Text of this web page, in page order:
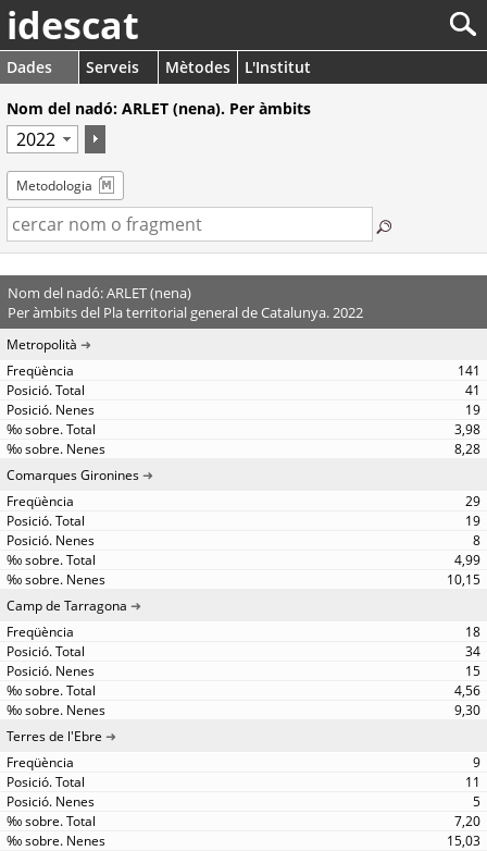
idescat
Dades Serveis Mètodes
L'Institut
Nom del nadó: ARLET (nena). Per àmbits
Metodologia
Nom del nadó: ARLET (nena)
Per àmbits del Pla territorial general de Catalunya. 2022
Metropolità
141
41
19
3,98
8,28
Comarques Gironines
29
19
8
4,99
10,15
Camp de Tarragona
18
34
15
4,56
9,30
Terres de l'Ebre
9
11
5
7,20
15,03